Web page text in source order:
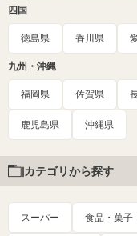
四国
徳島県 香川県
九州・沖縄
福岡県 佐賀県
鹿児島県 沖縄県
カテゴリから探す
スーパー 食品・菓子